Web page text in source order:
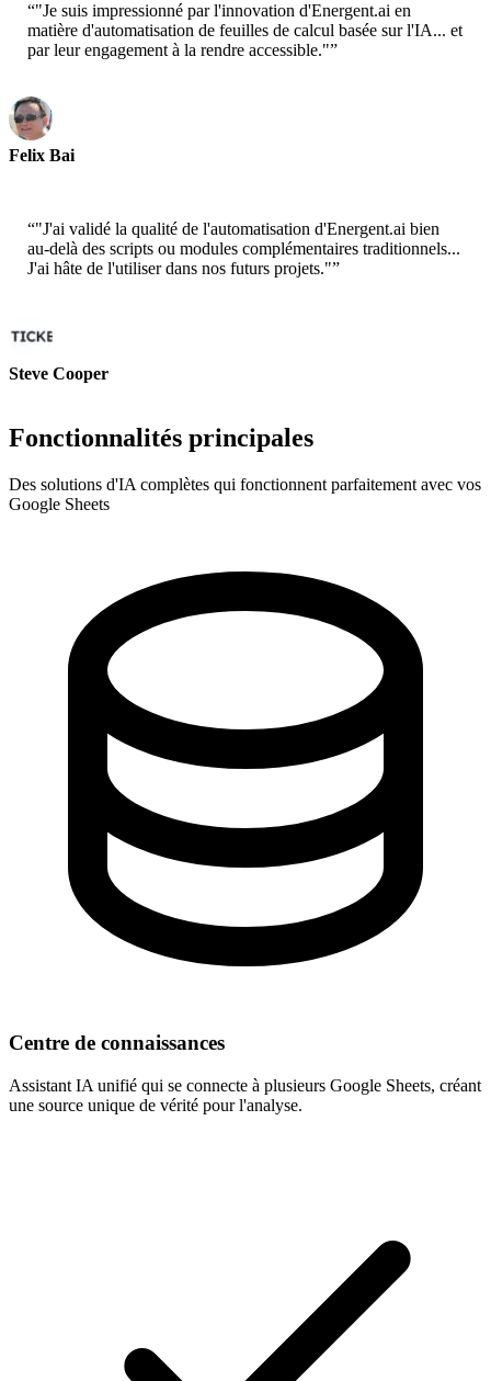
“"Je suis impressionné par l'innovation d'Energent.ai en
matière d'automatisation de feuilles de calcul basée sur l'IA... et
par leur engagement à la rendre accessible."”
Felix Bai
“"J'ai validé la qualité de l'automatisation d'Energent.ai bien
au-delà des scripts ou modules complémentaires traditionnels...
J'ai hâte de l'utiliser dans nos futurs projets."”
Steve Cooper
Fonctionnalités principales
Des solutions d'IA complètes qui fonctionnent parfaitement avec vos
Google Sheets
Centre de connaissances
Assistant IA unifié qui se connecte à plusieurs Google Sheets, créant
une source unique de vérité pour l'analyse.